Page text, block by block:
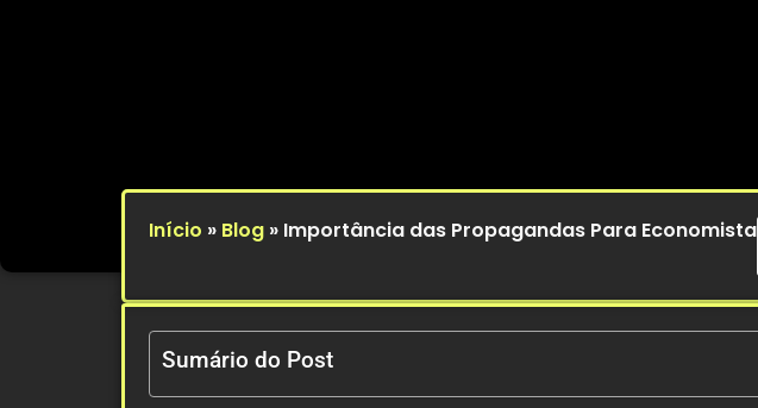
Início » Blog » Importância das Propagandas Para Economista
Sumário do Post